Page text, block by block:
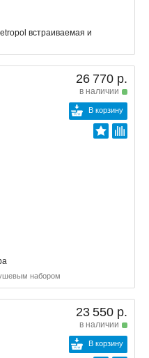
встраиваемая и
26 770 р.
в наличии
В корзину
набором
23 550 р.
в наличии
В корзину